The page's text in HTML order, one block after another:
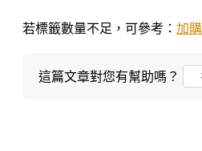
若標籤數量不足，可參考： 加
這篇文章對您有幫助嗎？